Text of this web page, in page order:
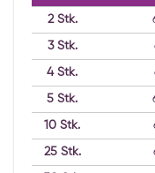
2Stk.
3Stk.
4Stk.
5 Stk.
10 Stk.
25Stk.